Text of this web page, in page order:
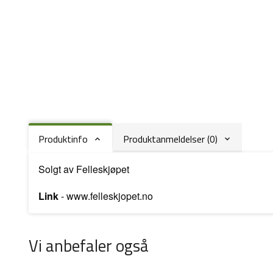
Produktinfo Produktanmeldelser (0)
Solgt av Felleskjøpet
Link-www.felleskjopet.no
Vi anbefaler også